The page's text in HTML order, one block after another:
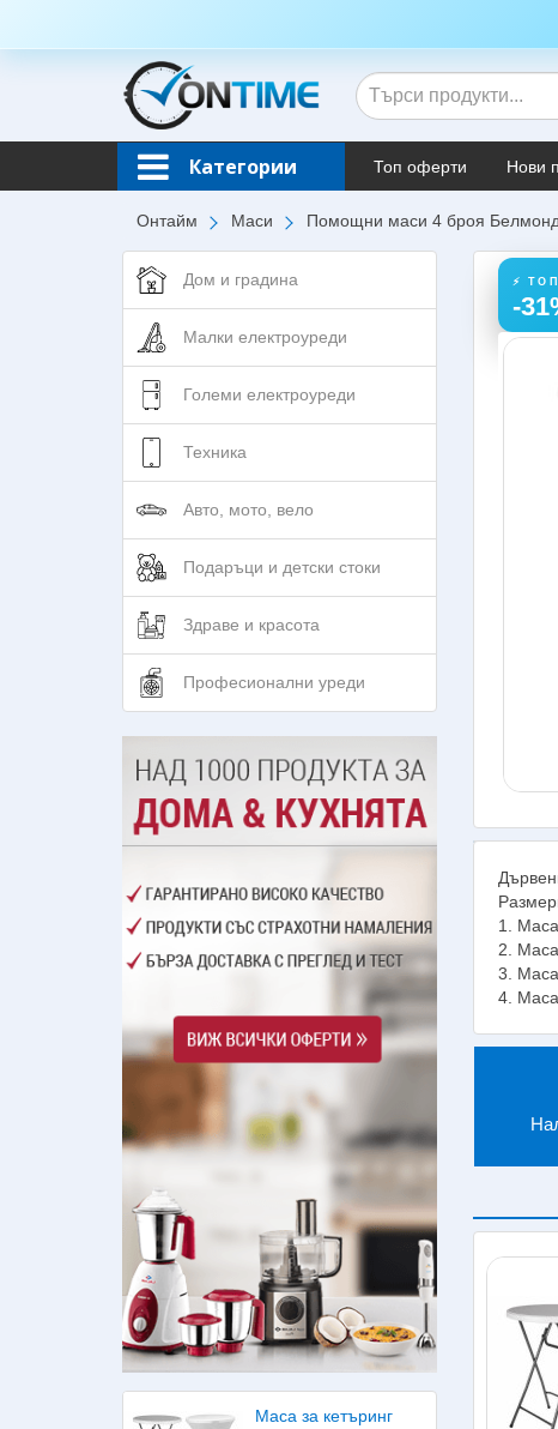
Категории Топ оферти Нови
Онтайм Маси Помощни маси 4 броя
Дом и градина
Малки електроуреди
Големи електроуреди
Техника
Авто, мото, вело
Подаръци и детски стоки
Здраве и красота
Професионални уреди
Маса за кетъринг
⚡
-
1.
2.
3.
4.